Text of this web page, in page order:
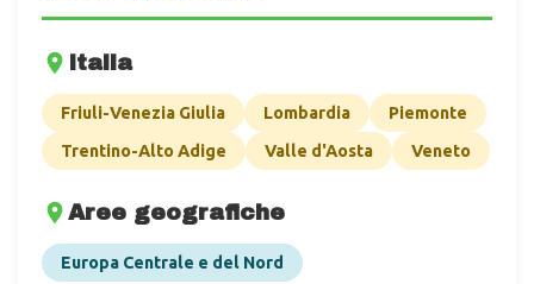
Italia
Friuli-Venezia Giulia Lombardia
Piemonte
Trentino-Alto Adige
Valle d'Aosta Veneto
Aree geografiche
Europa Centrale e del Nord